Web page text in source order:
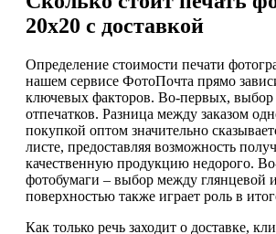
20х20 с доставкой
Определение стоимости печати
нашем сервисе ФотоПочта прямо
ключевых факторов. Во-первых, выбор
отпечатков. Разница между заказом
покупкой оптом значительно
листе, предоставляя возможность
качественную продукцию недорого.
фотобумаги – выбор между глянцевой
поверхностью также играет роль в
Как только речь заходит о доставке,